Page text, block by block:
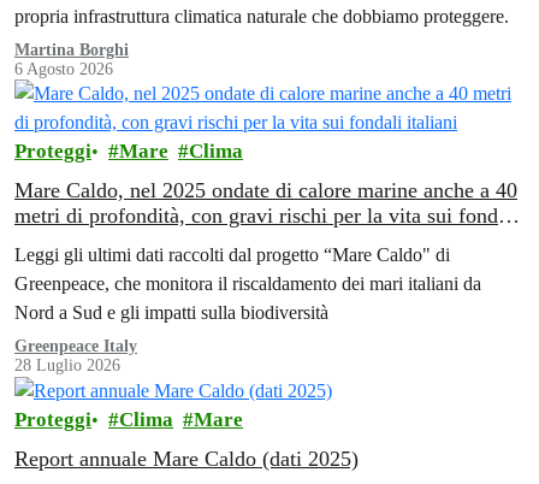
propria infrastruttura climatica naturale che dobbiamo proteggere.
Martina Borghi
6 Agosto 2026
Proteggi Mare Clima
Mare Caldo, nel 2025 ondate di calore marine anche a 40
metri di profondità, con gravi rischi per la vita sui fondali
Leggi gli ultimi dati raccolti dal progetto “Mare Caldo" di
Greenpeace, che monitora il riscaldamento dei mari italiani da
Nord a Sud e gli impatti sulla biodiversità
Greenpeace Italy
28 Luglio 2026
Proteggi Clima Mare
Report annuale Mare Caldo (dati 2025)